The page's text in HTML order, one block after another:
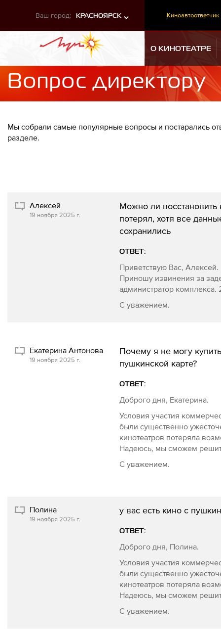
Ваш город: КРАСНОЯРСК Киноавтоответчик
О КИНОТЕАТРЕ
Вопрос директору
Мы собрали самые популярные вопросы и постарались
разделе.
Алексей
19 ноября 2025 г.
Можно ли восстановить
потерял, хотя все
сохранились
ОТВЕТ:
Приветствую Вас, Алексей.
Приношу извинения за
администратор комплекса.
С уважением.
Екатерина Антонова
19 ноября 2025 г.
Почему я не могу
пушкинской карте?
ОТВЕТ:
Доброго дня, Екатерина.
Условия участия
были существенно
кинотеатров потеряла
Надеюсь, мы сможем
С уважением.
Полина
19 ноября 2025 г.
у вас есть кино с
ОТВЕТ:
Доброго дня, Полина.
Условия участия
были существенно
кинотеатров потеряла
Надеюсь, мы сможем
С уважением.